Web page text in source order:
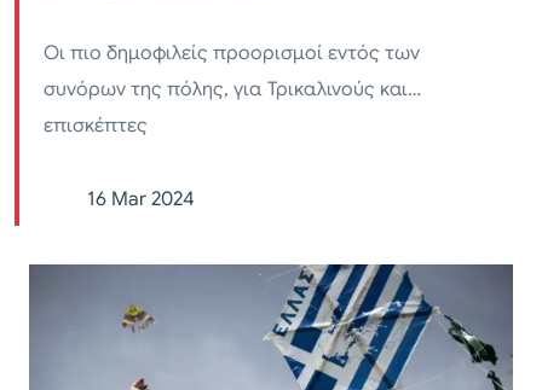
Οι πιο δημοφιλείς προορισμοί εντός των
συνόρων της πόλης, για Τρικαλινούς και…
επισκέπτες
16 Mar 2024